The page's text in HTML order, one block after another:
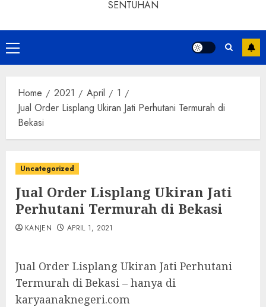
SENTUHAN
Home 2021 April
1
Jual Order Lisplang Ukiran Jati Perhutani Termurah di
Bekasi
Uncategorized
Jual Order Lisplang Ukiran Jati
Perhutani Termurah di Bekasi
KANJEN APRIL 1, 2021
Jual Order Lisplang Ukiran Jati Perhutani
Termurah di Bekasi – hanya di
karyaanaknegeri.com